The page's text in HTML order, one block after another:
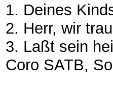
1. Deines
2. Herr, wir
3. Laßt sein
Coro SATB,